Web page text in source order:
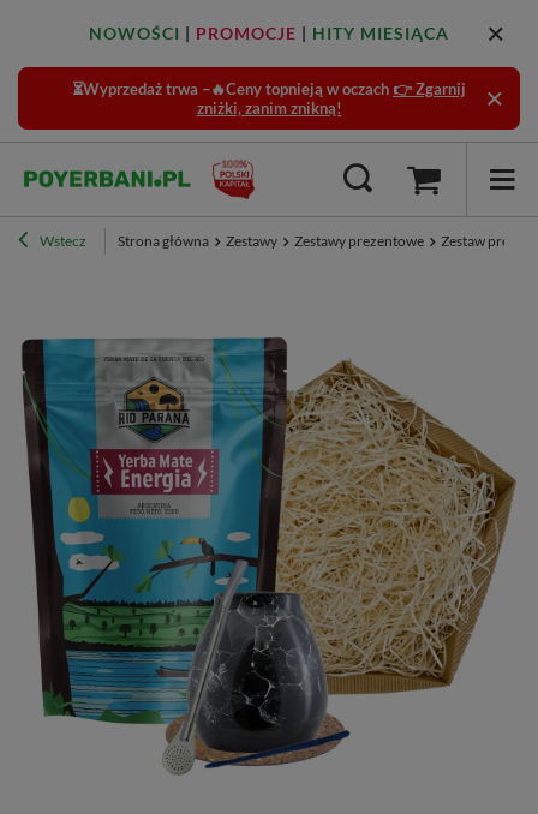
NOWOŚCI | PROMOCJE | HITY MIESIĄCA
⏳Wyprzedaż trwa –🔥Ceny topnieją w oczach 👉 Zgarnij
zniżki, zanim znikną!
Wstecz Strona główna Zestawy Zestawy prezentowe Zestaw